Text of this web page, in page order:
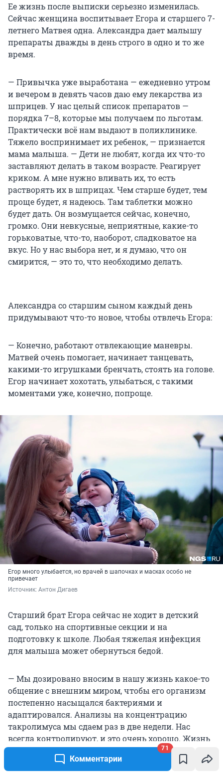
Комментарии
71
Ее жизнь после выписки серьезно изменилась.
Сейчас женщина воспитывает Егора и старшего 7-
летнего Матвея одна. Александра дает малышу
препараты дважды в день строго в одно и то же
время.
— Привычка уже выработана — ежедневно утром
и вечером в девять часов даю ему лекарства из
шприцев. У нас целый список препаратов —
порядка 7–8, которые мы получаем по льготам.
Практически всё нам выдают в поликлинике.
Тяжело воспринимает их ребенок, — признается
мама малыша. — Дети не любят, когда их что-то
заставляют делать в таком возрасте. Реагирует
криком. А мне нужно вливать их, то есть
растворять их в шприцах. Чем старше будет, тем
проще будет, я надеюсь. Там таблетки можно
будет дать. Он возмущается сейчас, конечно,
громко. Они невкусные, неприятные, какие-то
горьковатые, что-то, наоборот, сладковатое на
вкус. Но у нас выбора нет, и я думаю, что он
смирится, — это то, что необходимо делать.
Александра со старшим сыном каждый день
придумывают что-то новое, чтобы отвлечь Егора:
— Конечно, работают отвлекающие маневры.
Матвей очень помогает, начинает танцевать,
какими-то игрушками бренчать, стоять на голове.
Егор начинает хохотать, улыбаться, с такими
моментами уже, конечно, попроще.
Егор много улыбается, но врачей в шапочках и масках особо не
привечает
Источник: Антон Дигаев
Старший брат Егора сейчас не ходит в детский
сад, только на спортивные секции и на
подготовку к школе. Любая тяжелая инфекция
для малыша может обернуться бедой.
— Мы дозировано вносим в нашу жизнь какое-то
общение с внешним миром, чтобы его организм
постепенно насыщался бактериями и
адаптировался. Анализы на концентрацию
такролимуса мы сдаем раз в две недели. Нас
всегда контролируют, и это очень хорошо. Жизнь
изменилась, конечно, но очень многое зависит от
настроя. Если относиться к этому как к большой